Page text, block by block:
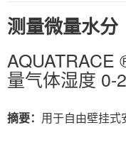
测量微量水分
AQUATRACE
量气体湿度 0-
摘要： 用于自由壁挂式